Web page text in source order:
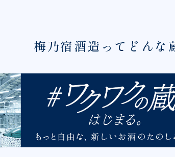
梅乃宿酒造ってどんな